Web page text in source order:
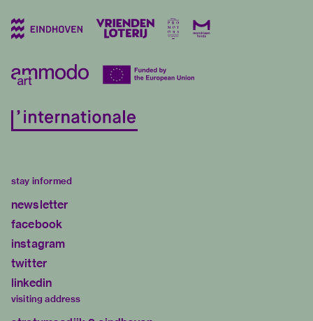
stay informed
newsletter
facebook
instagram
twitter
linkedin
visiting address